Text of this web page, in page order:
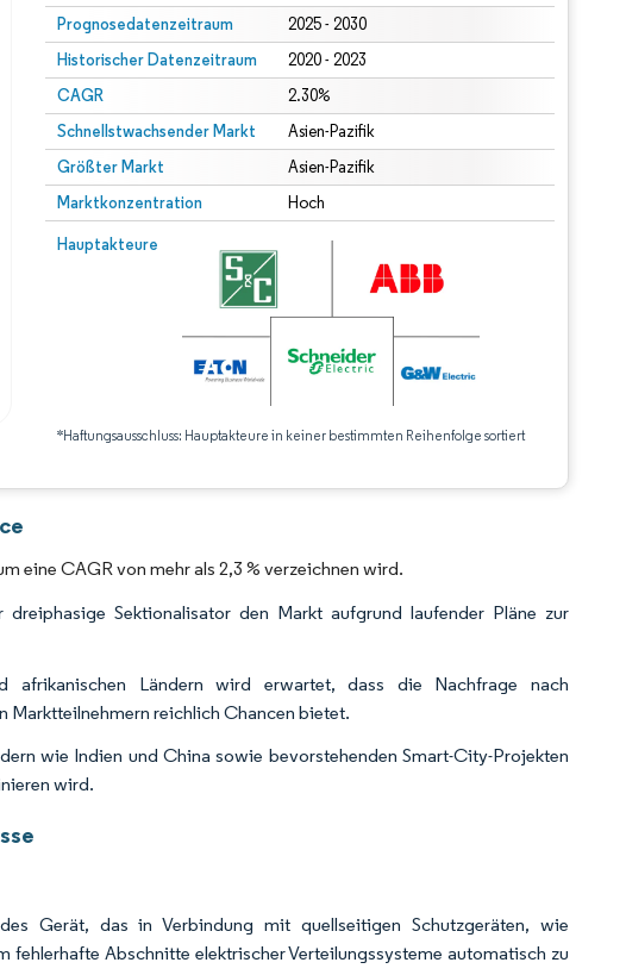
Prognosedatenzeitraum 2025 - 2030
Historischer Datenzeitraum 2020 - 2023
CAGR 2.30%
Schnellstwachsender Markt Asien-Pazifik
Größter Markt Asien-Pazifik
Marktkonzentration Hoch
Hauptakteure
*Haftungsausschluss: Hauptakteure in keiner bestimmten Reihenfolge sortiert
gemäß CC BY 4.0.
eine CAGR von mehr als 2,3 % verzeichnen wird.
Sektionalisator den Markt aufgrund laufender Pläne zur
afrikanischen Ländern wird erwartet, dass die Nachfrage nach
Marktteilnehmern reichlich Chancen bietet.
wie Indien und China sowie bevorstehenden Smart-City-Projekten
wird.
Gerät, das in Verbindung mit quellseitigen Schutzgeräten, wie
Abschnitte elektrischer Verteilungssysteme automatisch zu